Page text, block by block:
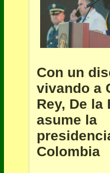
Con un
vivando a
Rey, De la
asume la
Colombia